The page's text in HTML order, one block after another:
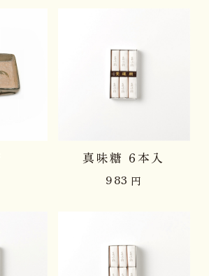
真味糖 6本入
983 円